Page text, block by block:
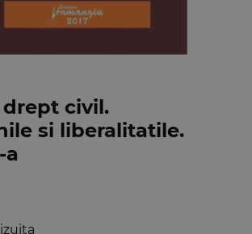
civil.
si liberalitatile.
a